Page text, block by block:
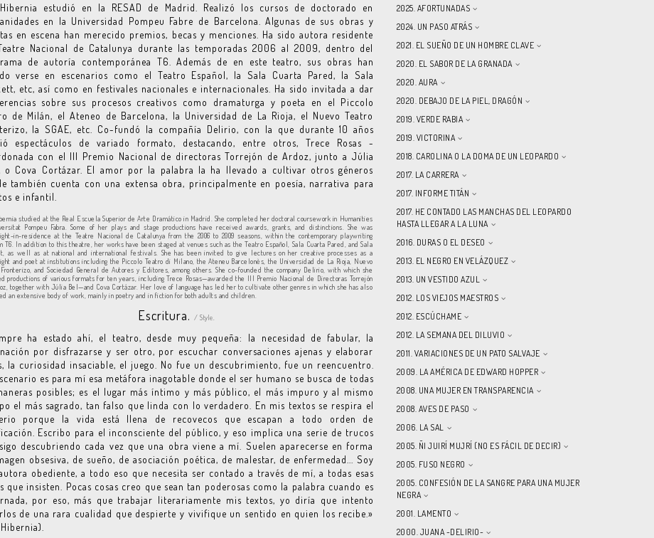
estudió en la RESAD de Madrid. Realizó los cursos de doctorado en
en la Universidad Pompeu Fabre de Barcelona. Algunas de sus obras y
en escena han merecido premios, becas y menciones. Ha sido autora residente
Nacional de Catalunya durante las temporadas 2006 al 2009, dentro del
de autoría contemporánea T6. Además de en este teatro, sus obras han
verse en escenarios como el Teatro Español, la Sala Cuarta Pared, la Sala
etc, así como en festivales nacionales e internacionales. Ha sido invitada a dar
sobre sus procesos creativos como dramaturga y poeta en el Piccolo
de Milán, el Ateneo de Barcelona, la Universidad de La Rioja, el Nuevo Teatro
la SGAE, etc. Co-fundó la compañía Delirio, con la que durante 10 años
espectáculos de variado formato, destacando, entre otros, Trece Rosas -
con el III Premio Nacional de directoras Torrejón de Ardoz, junto a Júlia
o Cova Cortázar. El amor por la palabra la ha llevado a cultivar otros géneros
también cuenta con una extensa obra, principalmente en poesía, narrativa para
e infantil.
studied at the Real Escuela Superior de Arte Dramático in Madrid. She completed her doctoral coursework in Humanities
Pompeu Fabra. Some of her plays and stage productions have received awards, grants, and distinctions. She was
in-residence at the Teatre Nacional de Catalunya from the 2006 to 2009 seasons, within the contemporary playwriting
T6. In addition to this theatre, her works have been staged at venues such as the Teatro Español, Sala Cuarta Pared, and Sala
as well as at national and international festivals. She has been invited to give lectures on her creative processes as a
and poet at institutions including the Piccolo Teatro di Milano, the Ateneu Barcelonès, the Universidad de La Rioja, Nuevo
and Sociedad General de Autores y Editores, among others. She co-founded the company Delirio, with which she
productions of various formats for ten years, including Trece Rosas—awarded the III Premio Nacional de Directoras Torrejón
together with Júlia Bel—and Cova Cortázar. Her love of language has led her to cultivate other genres in which she has also
an extensive body of work, mainly in poetry and in fiction for both adults and children.
Escritura. / Style.
ha estado ahí, el teatro, desde muy pequeña: la necesidad de fabular, la
por disfrazarse y ser otro, por escuchar conversaciones ajenas y elaborar
la curiosidad insaciable, el juego. No fue un descubrimiento, fue un reencuentro.
es para mí esa metáfora inagotable donde el ser humano se busca de todas
posibles; es el lugar más íntimo y más público, el más impuro y al mismo
el más sagrado, tan falso que linda con lo verdadero. En mis textos se respira el
porque la vida está llena de recovecos que escapan a todo orden de
Escribo para el inconsciente del público, y eso implica una serie de trucos
descubriendo cada vez que una obra viene a mí. Suelen aparecerse en forma
obsesiva, de sueño, de asociación poética, de malestar, de enfermedad... Soy
obediente, a todo eso que necesita ser contado a través de mí, a todas esas
que insisten. Pocas cosas creo que sean tan poderosas como la palabra cuando es
por eso, más que trabajar literariamente mis textos, yo diría que intento
de una rara cualidad que despierte y vivifique un sentido en quien los recibe.»
2025. AFORTUNADAS
2024. UN PASO ATRÁS
2021. EL SUEÑO DE UN HOMBRE CLAVE
2020. EL SABOR DE LA GRANADA
2020. AURA
2020. DEBAJO DE LA PIEL, DRAGÓN
2019. VERDE RABIA
2019. VICTORINA
2018. CAROLINA O LA DOMA DE UN LEOPARDO
2017. LA CARRERA
2017. INFORME TITÁN
2017. HE CONTADO LAS MANCHAS DEL LEOPARDO
HASTA LLEGAR A LA LUNA
2016. DURAS O EL DESEO
2013. EL NEGRO EN VELÁZQUEZ
2013. UN VESTIDO AZUL
2012. LOS VIEJOS MAESTROS
2012. ESCÚCHAME
2012. LA SEMANA DEL DILUVIO
2011. VARIACIONES DE UN PATO SALVAJE
2009. LA AMÉRICA DE EDWARD HOPPER
2008. UNA MUJER EN TRANSPARENCIA
2008. AVES DE PASO
2006. LA SAL
2005. ÑI JUIRÍ MUJRÍ (NO ES FÁCIL DE DECIR)
2005. FUSO NEGRO
2005. CONFESIÓN DE LA SANGRE PARA UNA MUJER
NEGRA
2001. LAMENTO
2000. JUANA -DELIRIO-